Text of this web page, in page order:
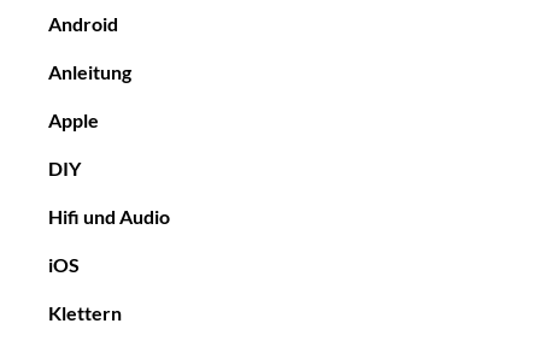
Android
Anleitung
Apple
DIY
Hifi und Audio
iOS
Klettern